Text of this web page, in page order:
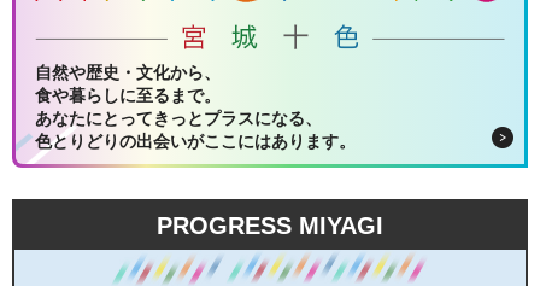
自然や歴史・文化から、
食や暮らしに至るまで。
あなたにとってきっとプラスになる、
色とりどりの出会いがここにはあります。
PROGRESS MIYAGI